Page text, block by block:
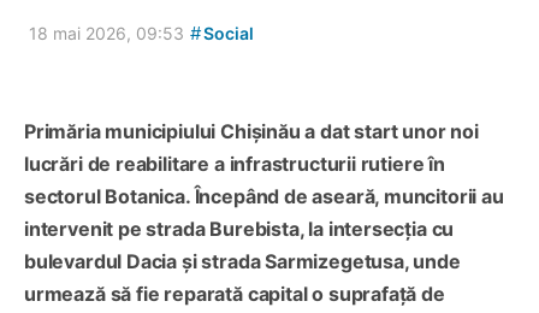
18 mai 2026, 09:53 #Social
Primăria municipiului Chișinău a dat start unor noi
lucrări de reabilitare a infrastructurii rutiere în
sectorul Botanica. Începând de aseară, muncitorii au
intervenit pe strada Burebista, la intersecția cu
bulevardul Dacia și strada Sarmizegetusa, unde
urmează să fie reparată capital o suprafață de